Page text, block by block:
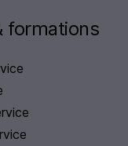
formations